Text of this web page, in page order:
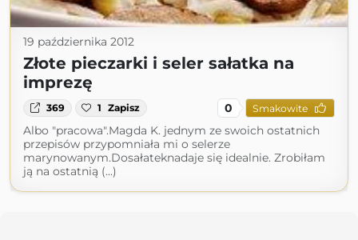
19 października 2012
Złote pieczarki i seler sałatka na
imprezę
369 1 Zapisz 0 Smakowite
Albo "pracowa".Magda K. jednym ze swoich ostatnich
przepisów przypomniała mi o selerze
marynowanym.Dosałateknadaje się idealnie. Zrobiłam
ją na ostatnią (...)